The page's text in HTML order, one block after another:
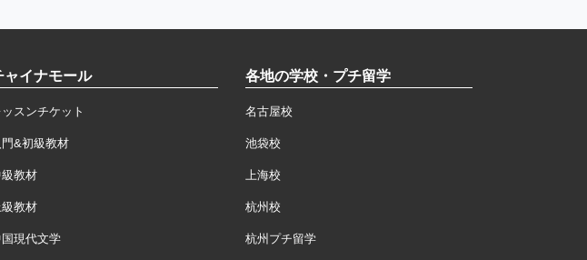
ャイナモール
ッスンチケット
門&初級教材
教材
教材
現代文学
各地の学校・プチ留学
名古屋校
池袋校
上海校
杭州校
杭州プチ留学